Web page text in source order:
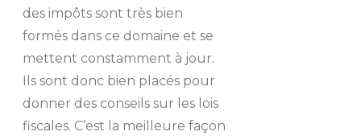
des impôts sont très bien
formés dans ce domaine et se
mettent constamment à jour.
Ils sont donc bien placés pour
donner des conseils sur les lois
fiscales. C’est la meilleure façon